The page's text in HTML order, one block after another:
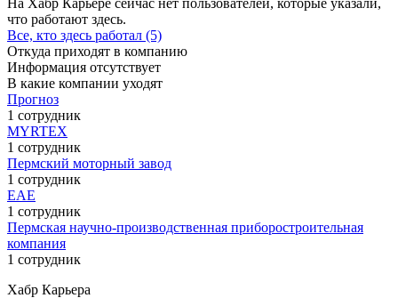
что работают здесь.
Все, кто здесь работал (5)
Откуда приходят в компанию
Информация отсутствует
В какие компании уходят
Прогноз
1 сотрудник
MYRTEX
1 сотрудник
Пермский моторный завод
1 сотрудник
ЕАЕ
1 сотрудник
Пермская научно-производственная приборостроительная
компания
1 сотрудник
Хабр Карьера